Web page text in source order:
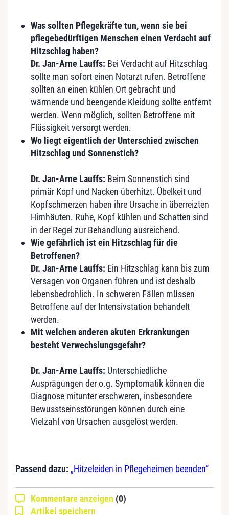
Was sollten Pflegekräfte tun, wenn sie bei
pflegebedürftigen Menschen einen Verdacht auf
Hitzschlag haben?
Dr. Jan-Arne Lauffs: Bei Verdacht auf Hitzschlag
sollte man sofort einen Notarzt rufen. Betroffene
sollten an einen kühlen Ort gebracht und
wärmende und beengende Kleidung sollte entfernt
werden. Wenn möglich, sollten Betroffene mit
Flüssigkeit versorgt werden.
Wo liegt eigentlich der Unterschied zwischen
Hitzschlag und Sonnenstich?
Dr. Jan-Arne Lauffs: Beim Sonnenstich sind
primär Kopf und Nacken überhitzt. Übelkeit und
Kopfschmerzen haben ihre Ursache in überreizten
Hirnhäuten. Ruhe, Kopf kühlen und Schatten sind
in der Regel zur Behandlung ausreichend.
Wie gefährlich ist ein Hitzschlag für die
Betroffenen?
Dr. Jan-Arne Lauffs: Ein Hitzschlag kann bis zum
Versagen von Organen führen und ist deshalb
lebensbedrohlich. In schweren Fällen müssen
Betroffene auf der Intensivstation behandelt
werden.
Mit welchen anderen akuten Erkrankungen
besteht Verwechslungsgefahr?
Dr. Jan-Arne Lauffs: Unterschiedliche
Ausprägungen der o.g. Symptomatik können die
Diagnose mitunter erschweren, insbesondere
Bewusstseinsstörungen können durch eine
Vielzahl von Ursachen ausgelöst werden.
Passend dazu: „Hitzeleiden in Pflegeheimen beenden“
Kommentare anzeigen (0)
Artikel speichern